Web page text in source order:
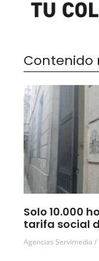
Contenido
Solo 10.000
tarifa social
Agencias Servimedia